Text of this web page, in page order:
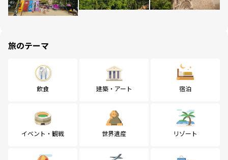
旅のテーマ
飲食 建築・アート 宿泊
イベント・観戦 世界遺産 リゾート